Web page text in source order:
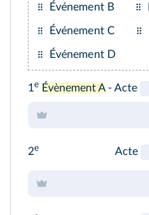
Événement B
Événement C
Événement D
1e Évènement A- Acte
2e Acte